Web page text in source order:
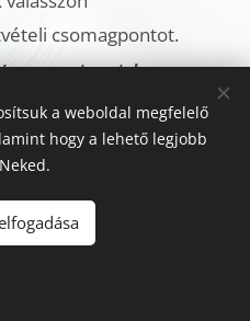
csomagpontot.
meg az
címét.
a weboldal megfelelő
hogy a lehető legjobb